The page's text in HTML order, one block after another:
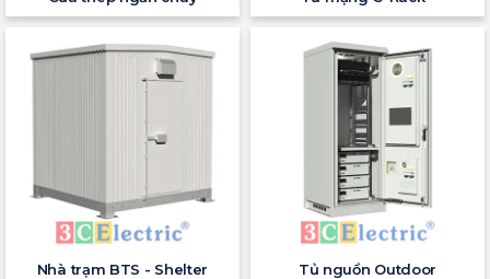
Nhà trạm BTS - Shelter Tủ nguồn Outdoor